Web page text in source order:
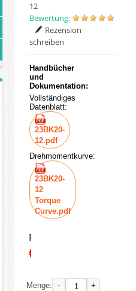
12
Bewertung:
Rezension
schreiben
Handbücher
und
Dokumentation:
Vollständiges
Datenblatt:
23BK20-
12.pdf
Drehmomentkurve:
23BK20-
12
Torque
Curve.pdf
Preis:
€83.20
Menge: - +